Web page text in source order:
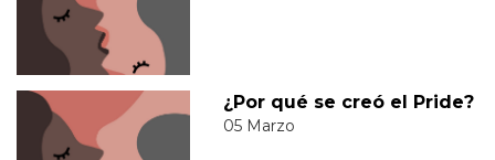
¿Por qué se creó el Pride?
05 Marzo